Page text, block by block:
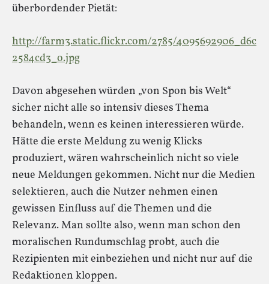
überbordender Pietät:
http://farm3.static.flickr.com/2785/4095692906_d6c
2584cd3_o.jpg
Davon abgesehen würden „von Spon bis Welt“
sicher nicht alle so intensiv dieses Thema
behandeln, wenn es keinen interessieren würde.
Hätte die erste Meldung zu wenig Klicks
produziert, wären wahrscheinlich nicht so viele
neue Meldungen gekommen. Nicht nur die Medien
selektieren, auch die Nutzer nehmen einen
gewissen Einfluss auf die Themen und die
Relevanz. Man sollte also, wenn man schon den
moralischen Rundumschlag probt, auch die
Rezipienten mit einbeziehen und nicht nur auf die
Redaktionen kloppen.